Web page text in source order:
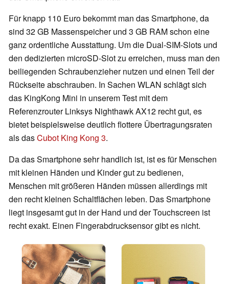
Für knapp 110 Euro bekommt man das Smartphone, da
sind 32 GB Massenspeicher und 3 GB RAM schon eine
ganz ordentliche Ausstattung. Um die Dual-SIM-Slots und
den dedizierten microSD-Slot zu erreichen, muss man den
beiliegenden Schraubenzieher nutzen und einen Teil der
Rückseite abschrauben. In Sachen WLAN schlägt sich
das KingKong Mini in unserem Test mit dem
Referenzrouter Linksys Nighthawk AX12 recht gut, es
bietet beispielsweise deutlich flottere Übertragungsraten
als dasCubot King Kong 3.
Da das Smartphone sehr handlich ist, ist es für Menschen
mit kleinen Händen und Kinder gut zu bedienen,
Menschen mit größeren Händen müssen allerdings mit
den recht kleinen Schaltflächen leben. Das Smartphone
liegt insgesamt gut in der Hand und der Touchscreen ist
recht exakt. Einen Fingerabdrucksensor gibt es nicht.